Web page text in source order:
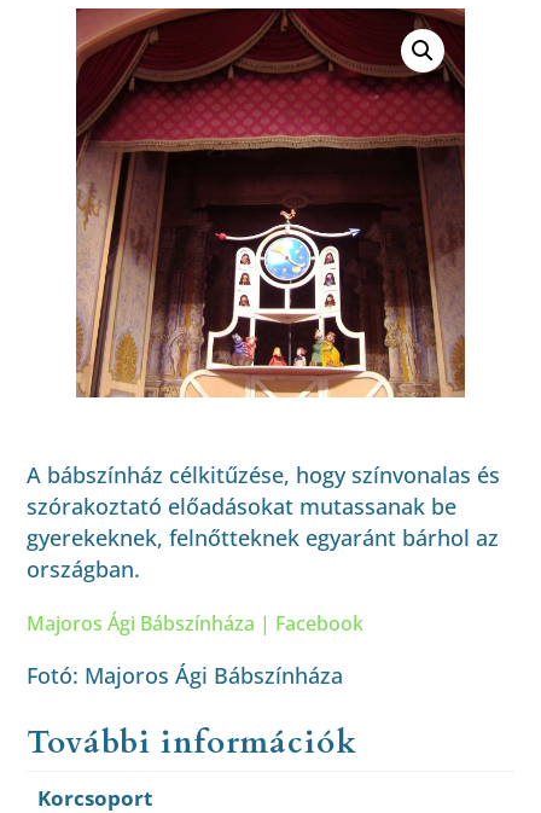
A bábszínház célkitűzése, hogy színvonalas és
szórakoztató előadásokat mutassanak be
gyerekeknek, felnőtteknek egyaránt bárhol az
országban.
Majoros Ági Bábszínháza | Facebook
Fotó: Majoros Ági Bábszínháza
További információk
Korcsoport